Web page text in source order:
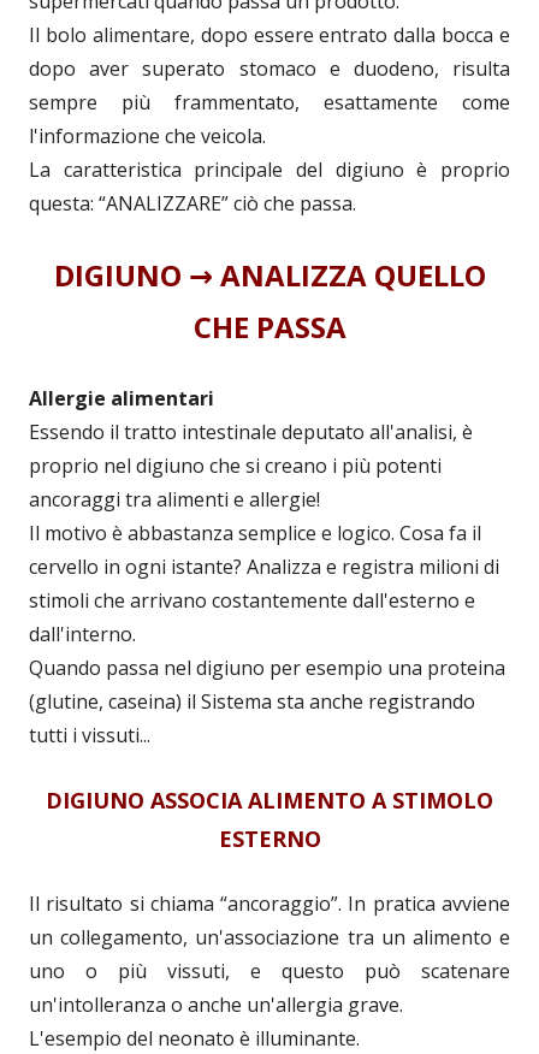
Il bolo alimentare, dopo essere entrato dalla bocca e
dopo aver superato stomaco e duodeno, risulta
sempre più frammentato, esattamente come
l'informazione che veicola.
La caratteristica principale del digiuno è proprio
questa: “ANALIZZARE” ciò che passa.
DIGIUNO → ANALIZZA QUELLO
CHE PASSA
Allergie alimentari
Essendo il tratto intestinale deputato all'analisi, è
proprio nel digiuno che si creano i più potenti
ancoraggi tra alimenti e allergie!
Il motivo è abbastanza semplice e logico. Cosa fa il
cervello in ogni istante? Analizza e registra milioni di
stimoli che arrivano costantemente dall'esterno e
dall'interno.
Quando passa nel digiuno per esempio una proteina
(glutine, caseina) il Sistema sta anche registrando
tutti i vissuti...
DIGIUNO ASSOCIA ALIMENTO A STIMOLO
ESTERNO
Il risultato si chiama “ancoraggio”. In pratica avviene
un collegamento, un'associazione tra un alimento e
uno o più vissuti, e questo può scatenare
un'intolleranza o anche un'allergia grave.
L'esempio del neonato è illuminante.